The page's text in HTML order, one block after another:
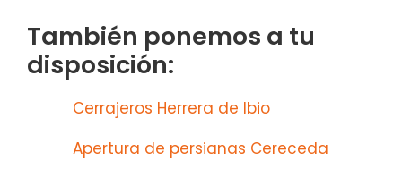
También ponemos a tu
disposición:
Cerrajeros Herrera de Ibio
Apertura de persianas Cereceda